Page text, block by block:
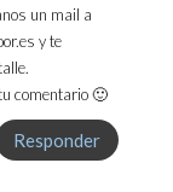
un mail a
y te
comentario 🙂
Responder